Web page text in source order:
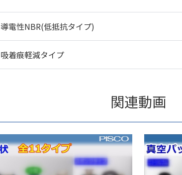
導電性NBR(低抵抗タイプ)
吸着痕軽減タイプ
関連動画